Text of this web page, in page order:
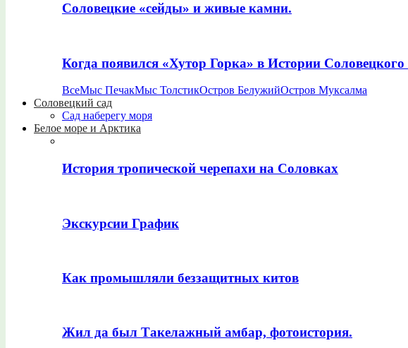
Соловецкие «сейды» и живые камни.
Когда появился «Хутор Горка» в Истории Соловецкого
ВсеМыс ПечакМыс ТолстикОстров БелужийОстров Муксалма
Соловецкий сад
Сад наберегу моря
Белое море и Арктика
История тропической черепахи на Соловках
Экскурсии График
Как промышляли беззащитных китов
Жил да был Такелажный амбар, фотоистория.